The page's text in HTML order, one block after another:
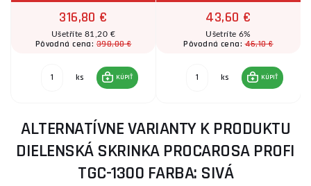
316,80 €
Ušetříte 81,20 €
Pôvodná cena:398,00 €
ks KÚPIŤ
43,60 €
Ušetríte 6%
Pôvodná cena:46,10 €
ks KÚPIŤ
ALTERNATÍVNE VARIANTY K PRODUKTU
DIELENSKÁ SKRINKA PROCAROSA PROFI
TGC-1300 FARBA: SIVÁ